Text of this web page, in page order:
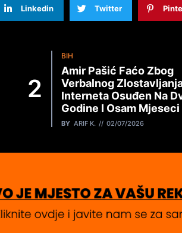
Linkedin Twitter
BIH
Amir Pašić Faćo Zbog
Verbalnog
Interneta Osuđen Na
Godine I Osam
BY ARIF K. 02/07/2026